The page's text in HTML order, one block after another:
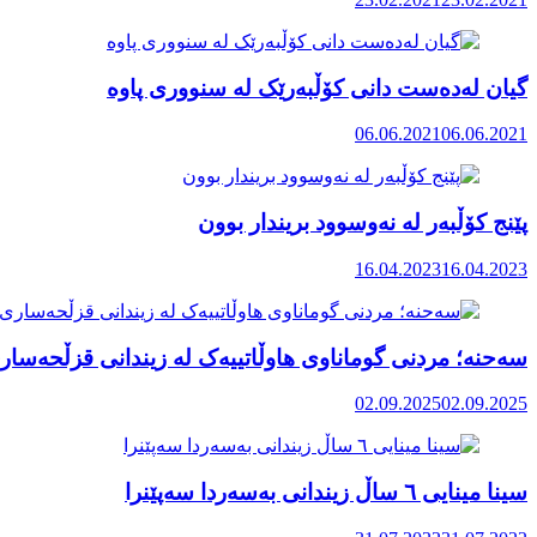
گیان لەدەست دانی کۆڵبەرێک لە سنووری پاوە
06.06.202106.06.2021
پێنج کۆڵبەر لە نەوسوود بریندار بوون
16.04.202316.04.2023
سەحنە؛ مردنی گوماناوی هاوڵاتییەک لە زیندانی
02.09.202502.09.2025
سینا مینایی ٦ ساڵ زیندانی بەسەردا سەپێنرا